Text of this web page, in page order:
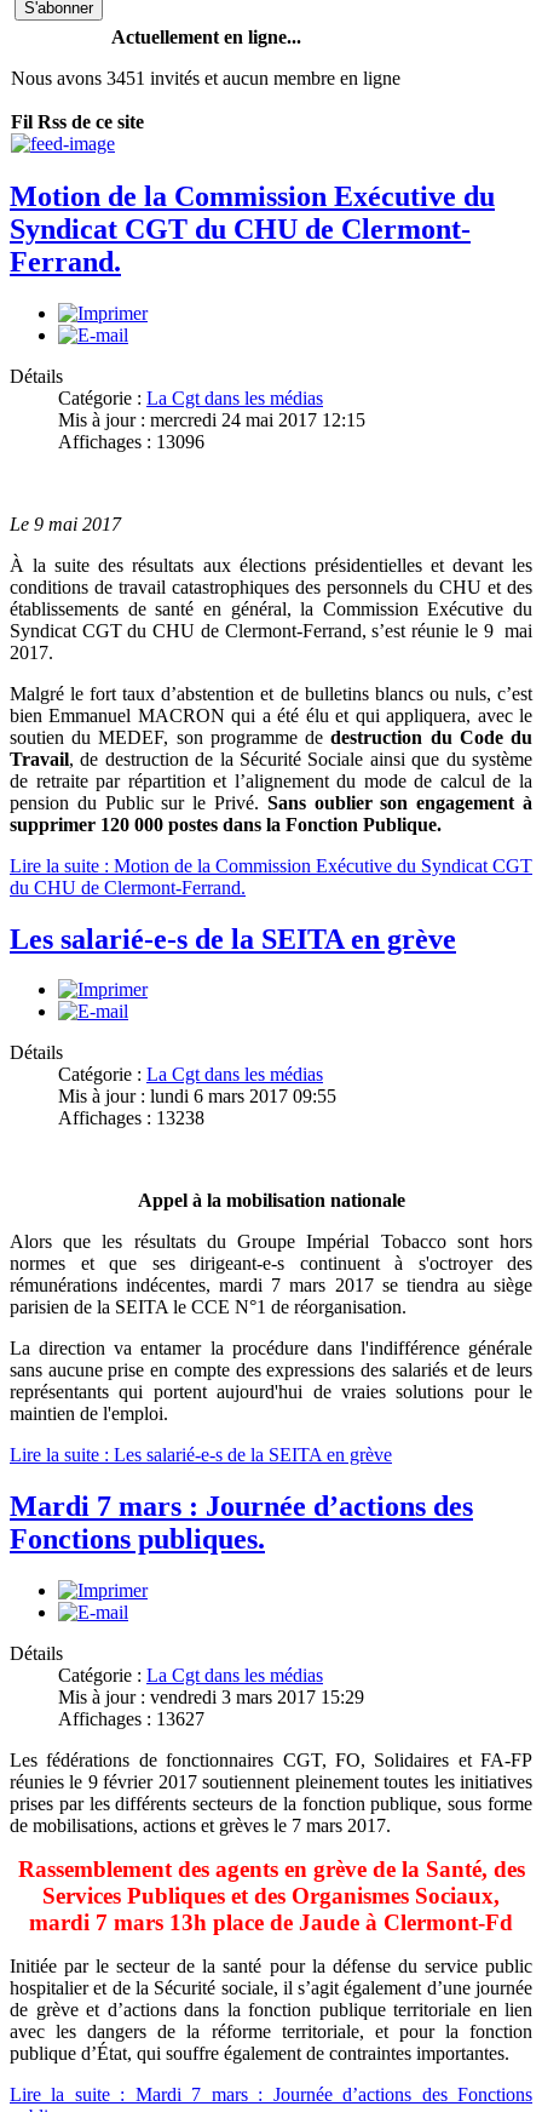
Actuellement en ligne...
Nous avons 3451 invités et aucun membre en ligne
Fil Rss de ce site
Motion de la Commission Exécutive du
Syndicat CGT du CHU de Clermont-
Ferrand.
Détails
Catégorie : La Cgt dans les médias
Mis à jour : mercredi 24 mai 2017 12:15
Affichages : 13096
Le 9 mai 2017
À la suite des résultats aux élections présidentielles et devant les
conditions de travail catastrophiques des personnels du CHU et des
établissements de santé en général, la Commission Exécutive du
Syndicat CGT du CHU de Clermont-Ferrand, s’est réunie le 9 mai
2017.
Malgré le fort taux d’abstention et de bulletins blancs ou nuls, c’est
bien Emmanuel MACRON qui a été élu et qui appliquera, avec le
soutien du MEDEF, son programme dedestruction du Code du
Travail, de destruction de la Sécurité Sociale ainsi que du système
de retraite par répartition et l’alignement du mode de calcul de la
pension du Public sur le Privé. Sans oublier son engagement à
supprimer 120 000 postes dans la Fonction Publique.
Lire la suite : Motion de la Commission Exécutive du Syndicat CGT
du CHU de Clermont-Ferrand.
Les salarié-e-s de la SEITA en grève
Détails
Catégorie : La Cgt dans les médias
Mis à jour : lundi 6 mars 2017 09:55
Affichages : 13238
Appel à la mobilisation nationale
Alors que les résultats du Groupe Impérial Tobacco sont hors
normes et que ses dirigeant-e-s continuent à s'octroyer des
rémunérations indécentes, mardi 7 mars 2017 se tiendra au siège
parisien de la SEITA le CCE N°1 de réorganisation.
La direction va entamer la procédure dans l'indifférence générale
sans aucune prise en compte des expressions des salariés et de leurs
représentants qui portent aujourd'hui de vraies solutions pour le
maintien de l'emploi.
Lire la suite : Les salarié-e-s de la SEITA en grève
Mardi 7 mars : Journée d’actions des
Fonctions publiques.
Détails
Catégorie : La Cgt dans les médias
Mis à jour : vendredi 3 mars 2017 15:29
Affichages : 13627
Les fédérations de fonctionnaires CGT, FO, Solidaires et FA-FP
réunies le 9 février 2017 soutiennent pleinement toutes les initiatives
prises par les différents secteurs de la fonction publique, sous forme
de mobilisations, actions et grèves le 7 mars 2017.
Rassemblement des agents en grève de la Santé, des
Services Publiques et des Organismes Sociaux,
mardi 7 mars 13h place de Jaude à Clermont-Fd
Initiée par le secteur de la santé pour la défense du service public
hospitalier et de la Sécurité sociale, il s’agit également d’une journée
de grève et d’actions dans la fonction publique territoriale en lien
avec les dangers de la réforme territoriale, et pour la fonction
publique d’État, qui souffre également de contraintes importantes.
Lire la suite : Mardi 7 mars : Journée d’actions des Fonctions